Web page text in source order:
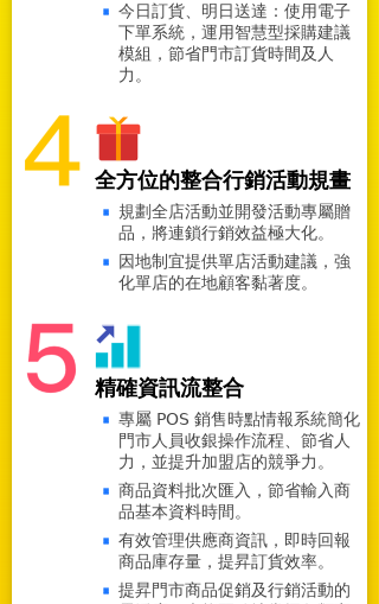
今日訂貨、明日送達：使用電子
下單系統，運用智慧型採購建議
模組，節省門市訂貨時間及人
力。
全方位的整合行銷活動規畫
規劃全店活動並開發活動專屬贈
品，將連鎖行銷效益極大化。
因地制宜提供單店活動建議，強
化單店的在地顧客黏著度。
精確資訊流整合
專屬 POS 銷售時點情報系統簡化
門市人員收銀操作流程、節省人
力，並提升加盟店的競爭力。
商品資料批次匯入，節省輸入商
品基本資料時間。
有效管理供應商資訊，即時回報
商品庫存量，提昇訂貨效率。
提昇門市商品促銷及行銷活動的